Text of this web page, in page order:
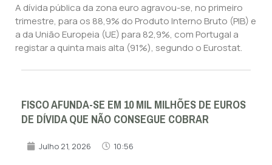
A dívida pública da zona euro agravou-se, no primeiro
trimestre, para os 88,9% do Produto Interno Bruto (PIB) e
a da União Europeia (UE) para 82,9%, com Portugal a
registar a quinta mais alta (91%), segundo o Eurostat.
FISCO AFUNDA-SE EM 10 MIL MILHÕES DE EUROS
DE DÍVIDA QUE NÃO CONSEGUE COBRAR
Julho 21, 2026 10:56